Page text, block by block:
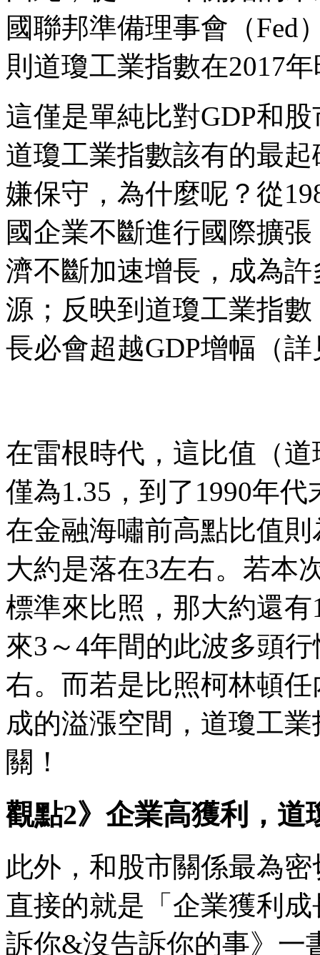
國聯邦準備理事會（Fed
則道瓊工業指數在2017
這僅是單純比對GDP和
道瓊工業指數該有的最
嫌保守，為什麼呢？從
國企業不斷進行國際擴
濟不斷加速增長，成為
源；反映到道瓊工業指
長必會超越GDP增幅（
在雷根時代，這比值（
僅為1.35，到了1990年
在金融海嘯前高點比值
大約是落在3左右。若本
標準來比照，那大約還
來3～4年間的此波多頭
右。而若是比照柯林頓
成的溢漲空間，道瓊工
關！
觀點2》企業高獲利，道
此外，和股市關係最為
直接的就是「企業獲利
訴你&沒告訴你的事》一